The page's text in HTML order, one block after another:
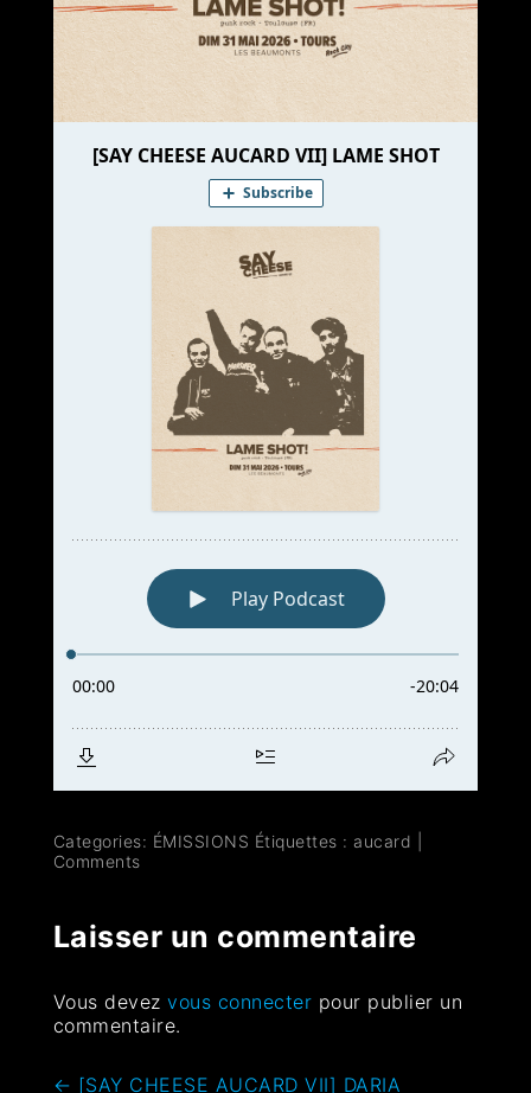
Categories: ÉMISSIONS Étiquettes : aucard
Comments
Laisser un commentaire
Vous devezvous connecter pour publier un
commentaire.
← [SAY CHEESE AUCARD VII] DARIA